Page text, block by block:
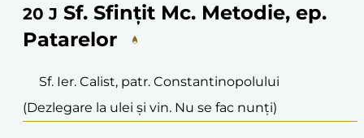
20 J Sf. Sfințit Mc. Metodie, ep.
Patarelor
Sf. Ier. Calist, patr. Constantinopolului
(Dezlegare la ulei și vin. Nu se fac nunți)